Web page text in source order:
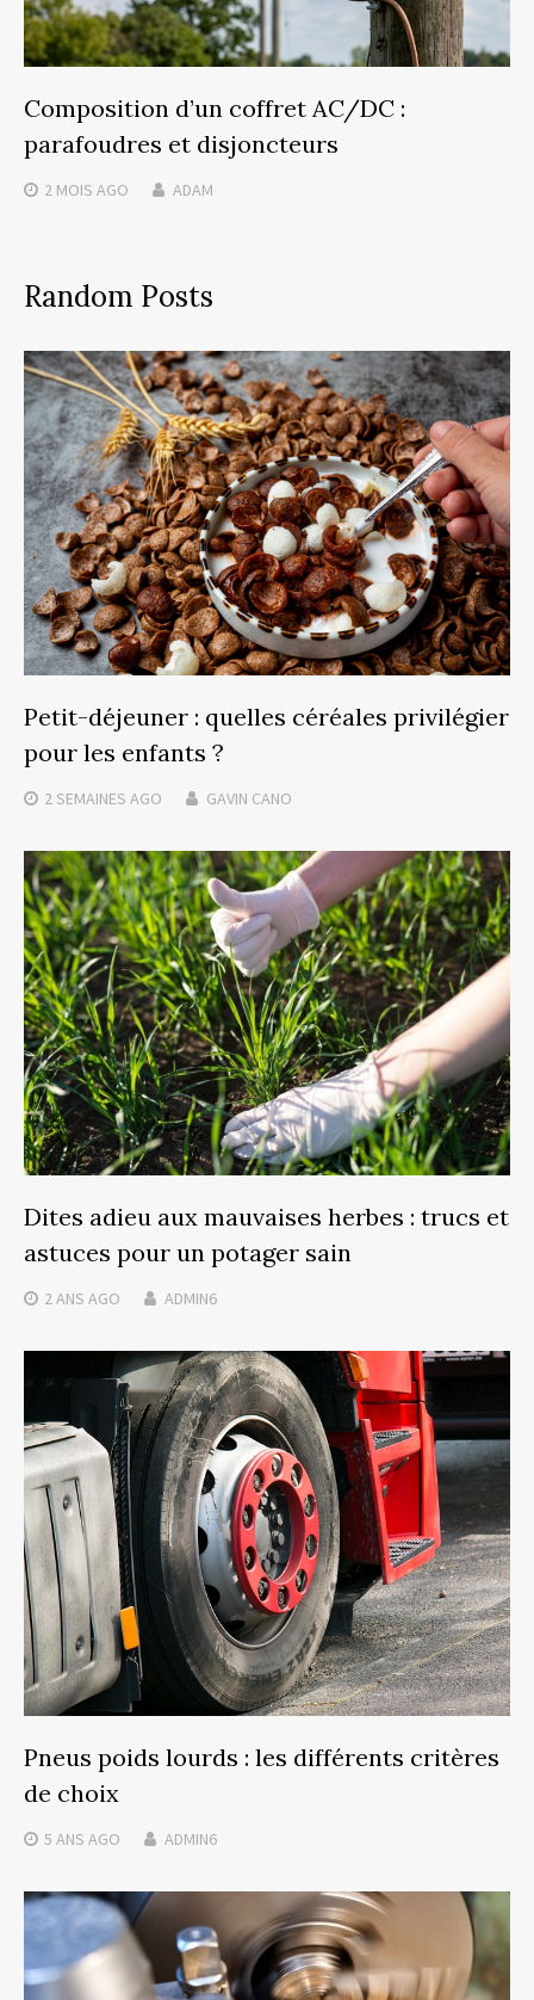
Composition d’un coffret AC/DC :
parafoudres et disjoncteurs
2 MOIS AGO ADAM
Random Posts
Petit-déjeuner : quelles céréales privilégier
pour les enfants ?
2 SEMAINES AGO GAVIN CANO
Dites adieu aux mauvaises herbes : trucs et
astuces pour un potager sain
2 ANS AGO ADMIN6
Pneus poids lourds : les différents critères
de choix
5 ANS AGO ADMIN6